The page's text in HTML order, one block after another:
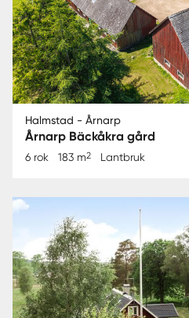
Halmstad - Årnarp
Årnarp Bäckåkra gård
6 rok 183 m2 Lantbruk